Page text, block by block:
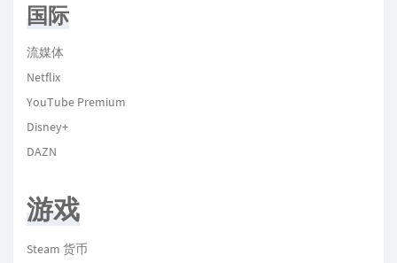
国际
流媒体
Netflix
YouTube Premium
Disney+
DAZN
游戏
Steam 货币